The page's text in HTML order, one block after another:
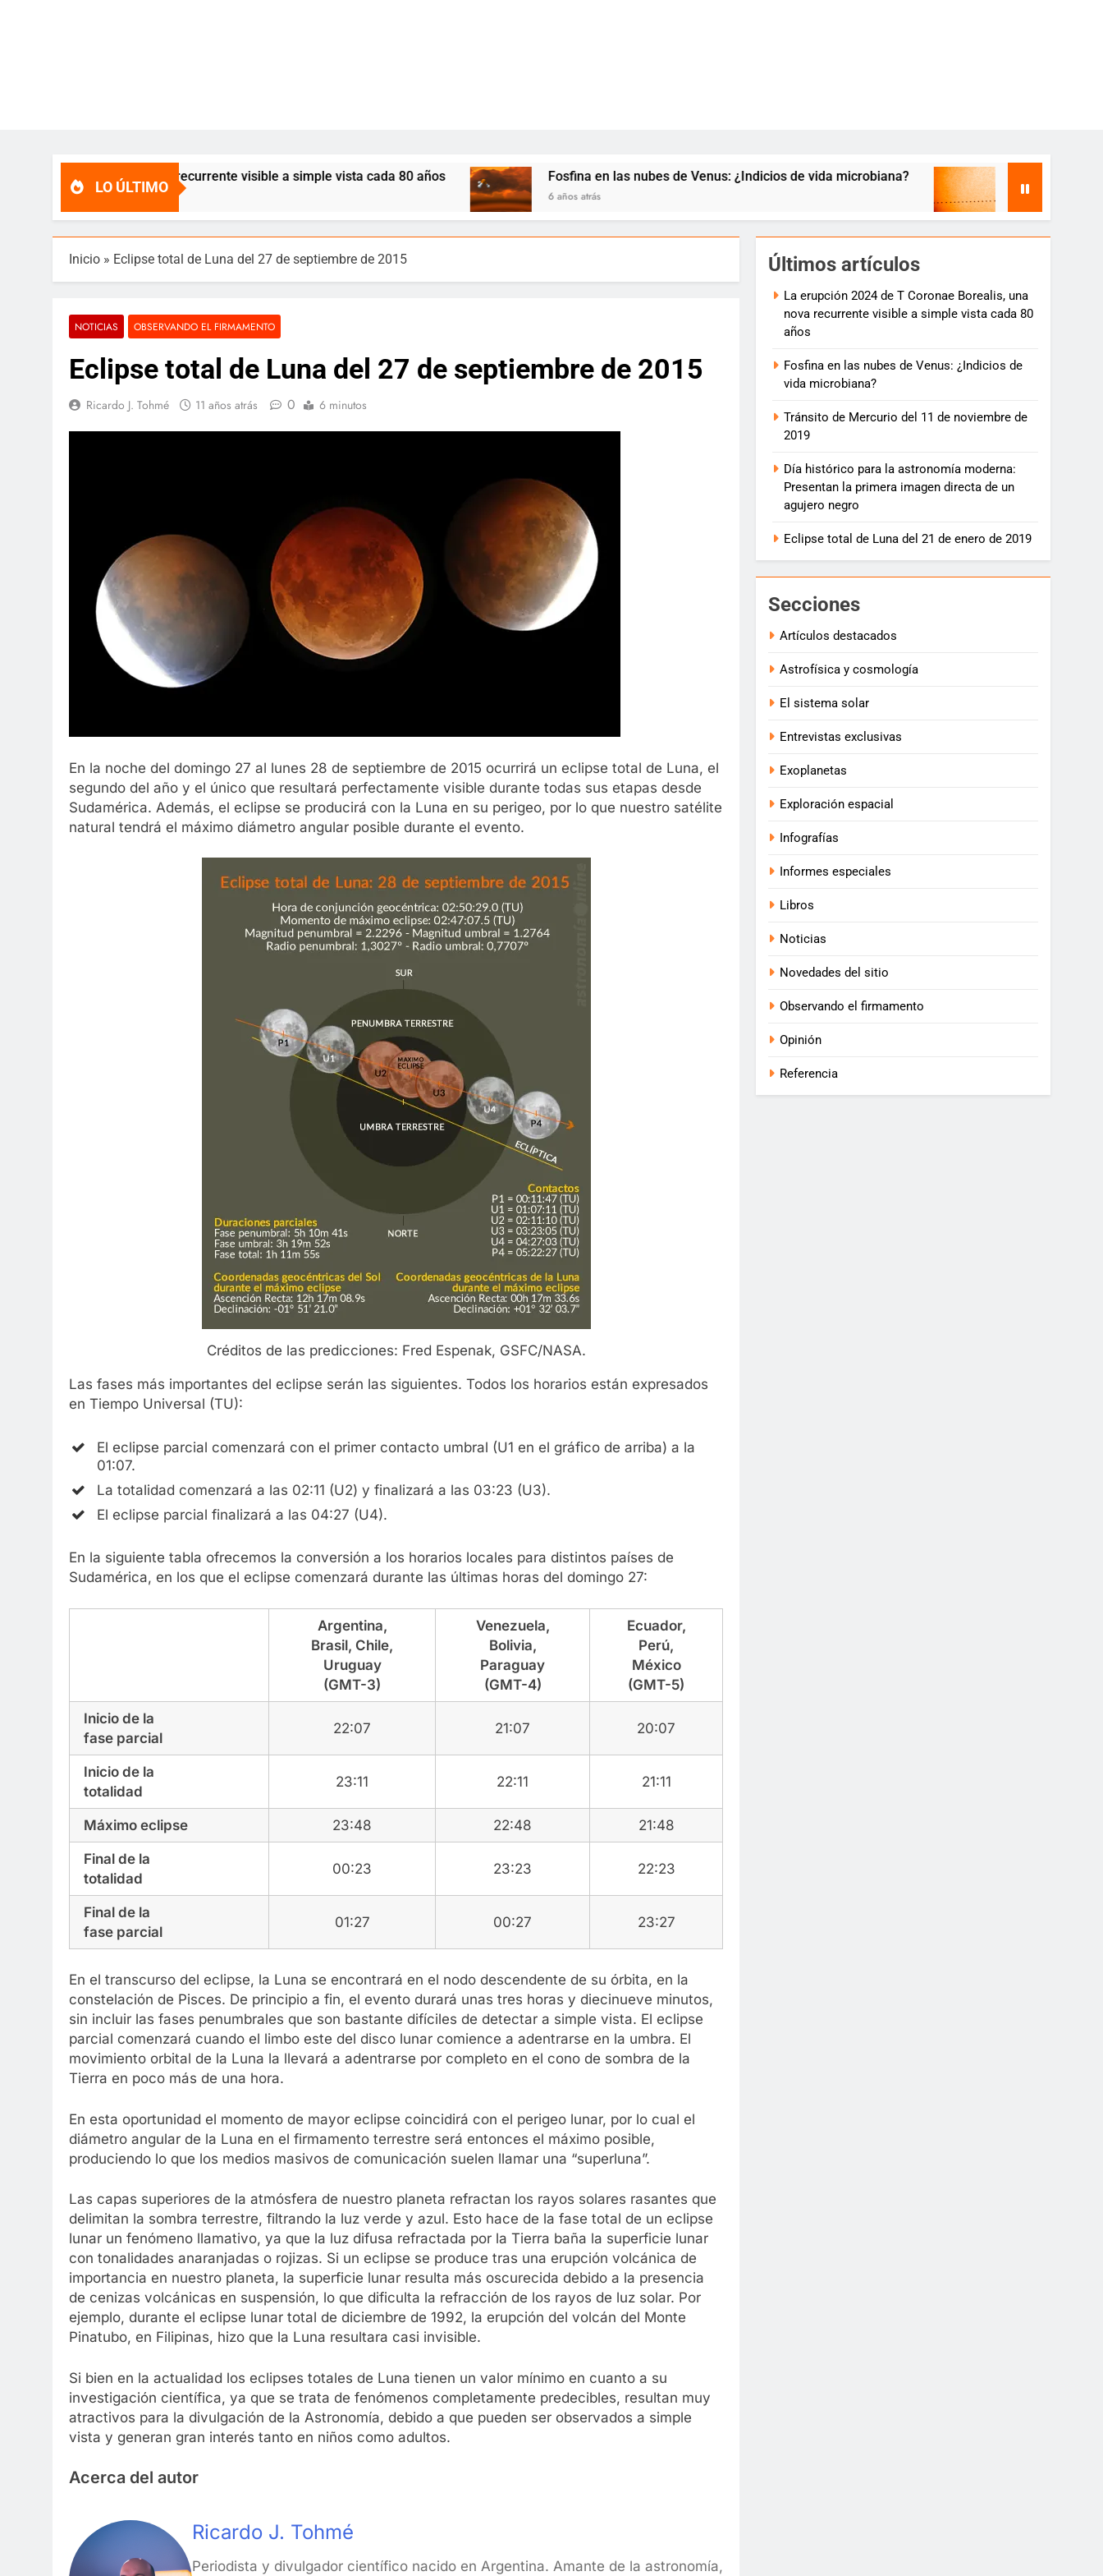
LO ÚLTIMO
una nova recurrente visible a simple vista cada 80 años Fosfina en las nubes de Venus: ¿Indicios de vida microbiana?
6 años atrás
Tránsito de Mercurio del 11
7 años atrás
Inicio » Eclipse total de Luna del 27 de septiembre de 2015
NOTICIAS OBSERVANDO EL FIRMAMENTO
Eclipse total de Luna del 27 de septiembre de 2015
Ricardo J. Tohmé 11 años atrás 0 6 minutos
En la noche del domingo 27 al lunes 28 de septiembre de 2015 ocurrirá un eclipse total de Luna, el
segundo del año y el único que resultará perfectamente visible durante todas sus etapas desde
Sudamérica. Además, el eclipse se producirá con la Luna en su perigeo, por lo que nuestro satélite
natural tendrá el máximo diámetro angular posible durante el evento.
Créditos de las predicciones: Fred Espenak, GSFC/NASA.
Las fases más importantes del eclipse serán las siguientes. Todos los horarios están expresados
en Tiempo Universal (TU):
El eclipse parcial comenzará con el primer contacto umbral (U1 en el gráfico de arriba) a la
01:07.
La totalidad comenzará a las 02:11 (U2) y finalizará a las 03:23 (U3).
El eclipse parcial finalizará a las 04:27 (U4).
En la siguiente tabla ofrecemos la conversión a los horarios locales para distintos países de
Sudamérica, en los que el eclipse comenzará durante las últimas horas del domingo 27:
Argentina,
Brasil, Chile,
Uruguay
(GMT-3)
Venezuela,
Bolivia,
Paraguay
(GMT-4)
Ecuador,
Perú,
México
(GMT-5)
Inicio de la
fase parcial
22:07 21:07 20:07
Inicio de la
totalidad
23:11 22:11 21:11
Máximo eclipse 23:48 22:48 21:48
Final de la
totalidad
00:23 23:23 22:23
Final de la
fase parcial
01:27 00:27 23:27
En el transcurso del eclipse, la Luna se encontrará en el nodo descendente de su órbita, en la
constelación de Pisces. De principio a fin, el evento durará unas tres horas y diecinueve minutos,
sin incluir las fases penumbrales que son bastante difíciles de detectar a simple vista. El eclipse
parcial comenzará cuando el limbo este del disco lunar comience a adentrarse en la umbra. El
movimiento orbital de la Luna la llevará a adentrarse por completo en el cono de sombra de la
Tierra en poco más de una hora.
En esta oportunidad el momento de mayor eclipse coincidirá con el perigeo lunar, por lo cual el
diámetro angular de la Luna en el firmamento terrestre será entonces el máximo posible,
produciendo lo que los medios masivos de comunicación suelen llamar una “superluna”.
Las capas superiores de la atmósfera de nuestro planeta refractan los rayos solares rasantes que
delimitan la sombra terrestre, filtrando la luz verde y azul. Esto hace de la fase total de un eclipse
lunar un fenómeno llamativo, ya que la luz difusa refractada por la Tierra baña la superficie lunar
con tonalidades anaranjadas o rojizas. Si un eclipse se produce tras una erupción volcánica de
importancia en nuestro planeta, la superficie lunar resulta más oscurecida debido a la presencia
de cenizas volcánicas en suspensión, lo que dificulta la refracción de los rayos de luz solar. Por
ejemplo, durante el eclipse lunar total de diciembre de 1992, la erupción del volcán del Monte
Pinatubo, en Filipinas, hizo que la Luna resultara casi invisible.
Si bien en la actualidad los eclipses totales de Luna tienen un valor mínimo en cuanto a su
investigación científica, ya que se trata de fenómenos completamente predecibles, resultan muy
atractivos para la divulgación de la Astronomía, debido a que pueden ser observados a simple
vista y generan gran interés tanto en niños como adultos.
Acerca del autor
Ricardo J. Tohmé
Periodista y divulgador científico nacido en Argentina. Amante de la astronomía,
Últimos artículos
La erupción 2024 de T Coronae Borealis, una
nova recurrente visible a simple vista cada 80
años
Fosfina en las nubes de Venus: ¿Indicios de
vida microbiana?
Tránsito de Mercurio del 11 de noviembre de
2019
Día histórico para la astronomía moderna:
Presentan la primera imagen directa de un
agujero negro
Eclipse total de Luna del 21 de enero de 2019
Secciones
Artículos destacados
Astrofísica y cosmología
El sistema solar
Entrevistas exclusivas
Exoplanetas
Exploración espacial
Infografías
Informes especiales
Libros
Noticias
Novedades del sitio
Observando el firmamento
Opinión
Referencia